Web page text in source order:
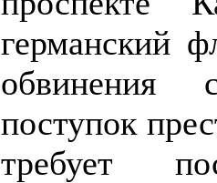
германский
обвинения
поступок
требует